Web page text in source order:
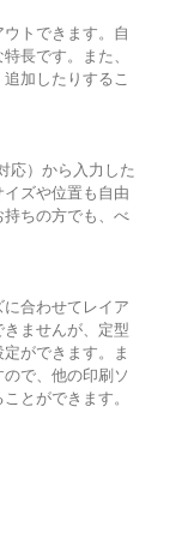
トできます。自
長です。また、
加したりするこ
応）から入力した
ズや位置も自由
ちの方でも、べ
合わせてレイア
ませんが、定型
ができます。ま
で、他の印刷ソ
とができます。